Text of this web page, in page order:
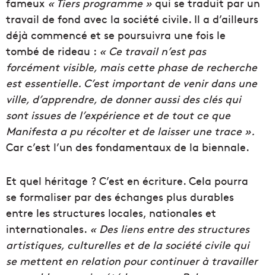
travail de fond avec la société civile. Il a d’ailleurs
déjà commencé et se poursuivra une fois le
tombé de rideau : « Ce travail n’est pas
forcément visible, mais cette phase de recherche
est essentielle. C’est important de venir dans une
ville, d’apprendre, de donner aussi des clés qui
sont issues de l’expérience et de tout ce que
Manifesta a pu récolter et de laisser une trace ».
Car c’est l’un des fondamentaux de la biennale.
Et quel héritage ? C’est en écriture. Cela pourra
se formaliser par des échanges plus durables
entre les structures locales, nationales et
internationales. « Des liens entre des structures
artistiques, culturelles et de la société civile qui
se mettent en relation pour continuer à travailler